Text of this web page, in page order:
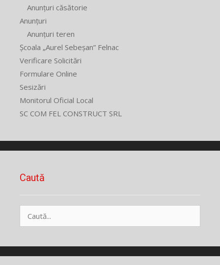
Anunțuri căsătorie
Anunțuri
Anunțuri teren
Școala „Aurel Sebeșan” Felnac
Verificare Solicitări
Formulare Online
Sesizări
Monitorul Oficial Local
SC COM FEL CONSTRUCT SRL
Caută
după: